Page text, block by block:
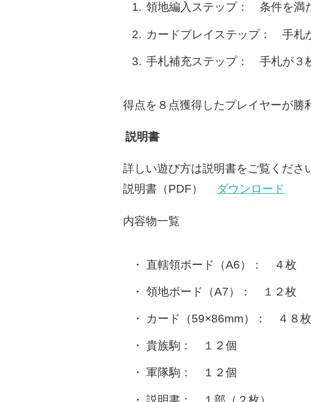
領地編入ステップ： 条件を満
カードプレイステップ： 手札
手札補充ステップ： 手札が３
得点を８点獲得したプレイヤーが勝
説明書
詳しい遊び方は説明書をご覧くださ
説明書（PDF）
ダウンロード
内容物一覧
直轄領ボード（A6）： ４枚
領地ボード（A7）： １２枚
カード（59×86mm）： ４８枚
貴族駒： １２個
軍隊駒： １２個